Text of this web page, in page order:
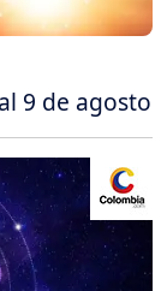
9 de agosto